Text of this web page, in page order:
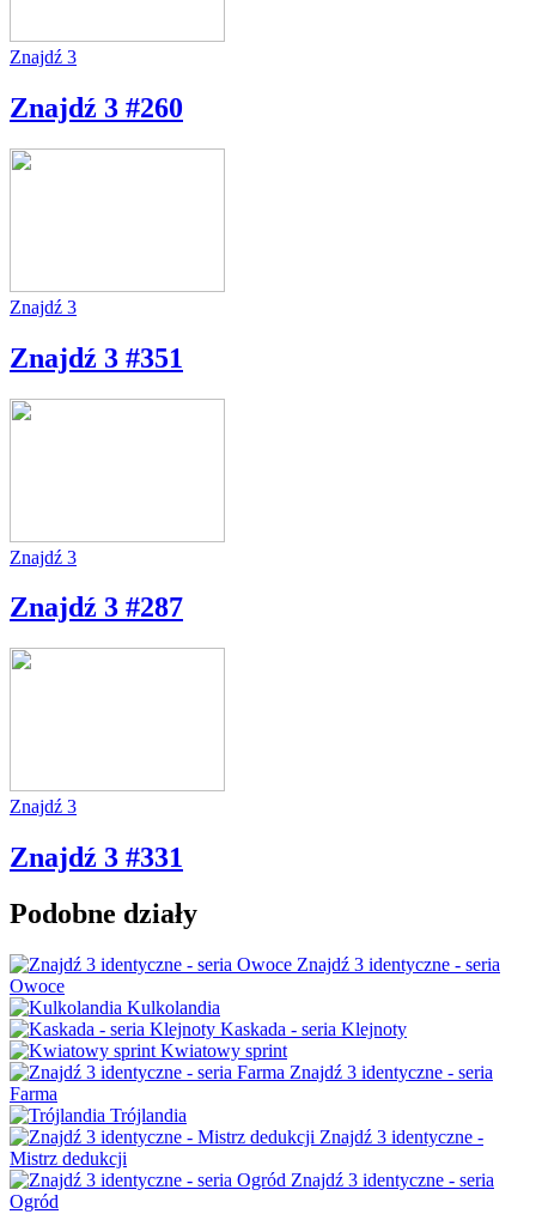
Znajdź 3
Znajdź 3 #260
Znajdź 3
Znajdź 3 #351
Znajdź 3
Znajdź 3 #287
Znajdź 3
Znajdź 3 #331
Podobne działy
Znajdź 3 identyczne - seria
Owoce
Kulkolandia
Kaskada - seria Klejnoty
Kwiatowy sprint
Znajdź 3 identyczne - seria
Farma
Trójlandia
Znajdź 3 identyczne -
Mistrz dedukcji
Znajdź 3 identyczne - seria
Ogród